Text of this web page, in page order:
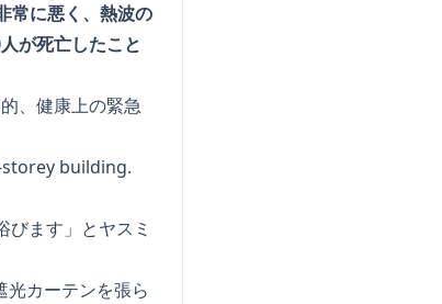
に悪く、熱波の
が死亡したこと
、健康上の緊急
building.
びます」とヤスミ
光カーテンを張ら